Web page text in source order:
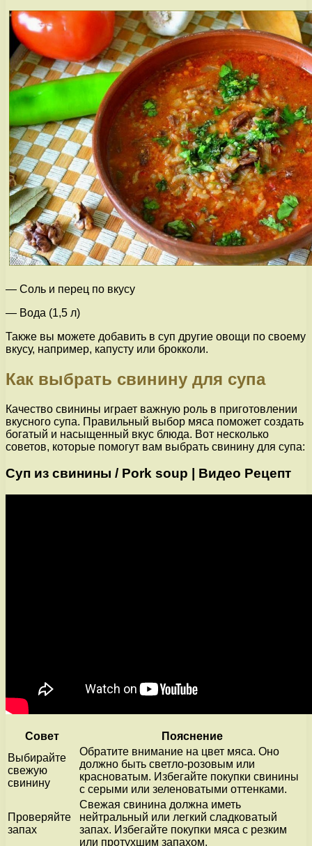
— Соль и перец по вкусу
— Вода (1,5 л)
Также вы можете добавить в суп другие овощи по своему
вкусу, например, капусту или брокколи.
Как выбрать свинину для супа
Качество свинины играет важную роль в приготовлении
вкусного супа. Правильный выбор мяса поможет создать
богатый и насыщенный вкус блюда. Вот несколько
советов, которые помогут вам выбрать свинину для супа:
Суп из свинины / Pork soup | Видео Рецепт
Совет
Пояснение
Выбирайте
свежую
свинину
Обратите внимание на цвет мяса. Оно
должно быть светло-розовым или
красноватым. Избегайте покупки свинины
с серыми или зеленоватыми оттенками.
Проверяйте
запах
Свежая свинина должна иметь
нейтральный или легкий сладковатый
запах. Избегайте покупки мяса с резким
или протухшим запахом.